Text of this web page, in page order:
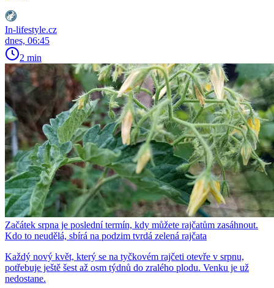
In-lifestyle.cz
dnes, 06:45
2 min
Začátek srpna je poslední termín, kdy můžete rajčatům zasáhnout.
Kdo to neudělá, sbírá na podzim tvrdá zelená rajčata
Každý nový květ, který se na tyčkovém rajčeti otevře v srpnu,
potřebuje ještě šest až osm týdnů do zralého plodu. Venku je už
nedostane.